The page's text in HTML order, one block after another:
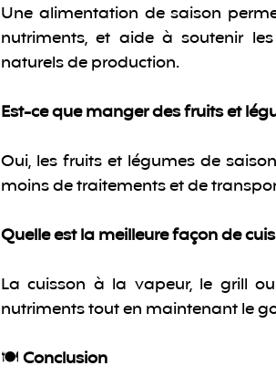
Une alimentation de saison
nutriments, et aide à soutenir
naturels de production.
Est-ce que manger des fruits et
Oui, les fruits et légumes de
moins de traitements et de
Quelle est la meilleure façon de
La cuisson à la vapeur, le grill
nutriments tout en maintenant le
🍽️ Conclusion